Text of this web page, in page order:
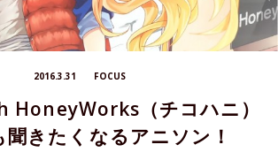
2016.3.31 FOCUS
HoneyWorks（チコハニ）
聞きたくなるアニソン！